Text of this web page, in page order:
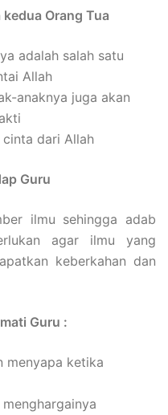
Orang Tua
adalah salah satu
Allah
anaknya juga akan
cinta dari Allah
Guru
ilmu sehingga adab
agar ilmu yang
keberkahan dan
Guru :
menyapa ketika